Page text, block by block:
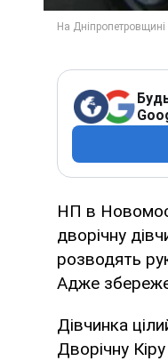
НП в
дворічну
розводять
Адже
Дівчинка
Дворічну